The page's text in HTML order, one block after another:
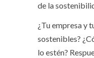
de la
¿Tu empresa y
sostenibles?
lo estén?